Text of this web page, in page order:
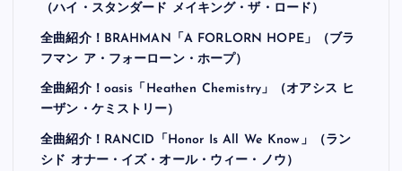
（ハイ・スタンダード メイキング・ザ・ロード）
全曲紹介！BRAHMAN「A FORLORN HOPE」（ブラ
フマン ア・フォーローン・ホープ）
全曲紹介！oasis「Heathen Chemistry」（オアシス ヒ
ーザン・ケミストリー）
全曲紹介！RANCID「Honor Is All We Know」（ラン
シド オナー・イズ・オール・ウィー・ノウ）